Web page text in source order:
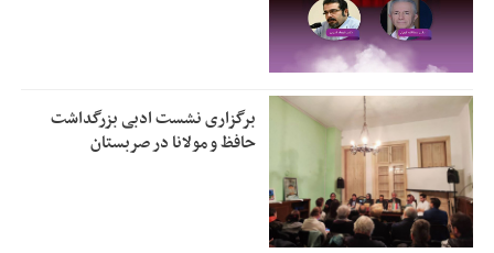
برگزاری نشست ادبی بزرگداشت
حافظ و مولانا در صربستان